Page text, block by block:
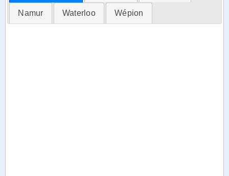
Namur Waterloo Wépion